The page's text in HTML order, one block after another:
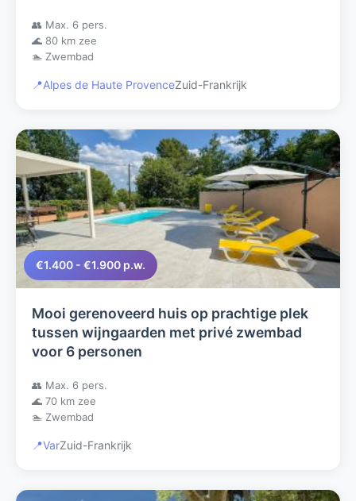
👥 Max. 6 pers.
🌊 80 km zee
🏊 Zwembad
📍Alpes de Haute ProvenceZuid-Frankrijk
€1.400 - €1.900 p.w.
Mooi gerenoveerd huis op prachtige plek
tussen wijngaarden met privé zwembad
voor 6 personen
👥 Max. 6 pers.
🌊 70 km zee
🏊 Zwembad
📍VarZuid-Frankrijk